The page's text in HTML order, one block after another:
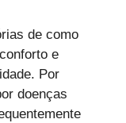
de como
e
Por
doenças